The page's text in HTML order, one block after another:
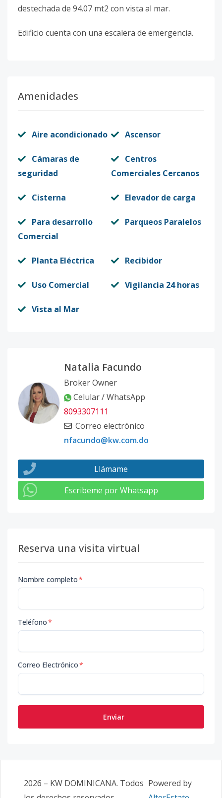
destechada de 94.07 mt2 con vista al mar.
Edificio cuenta con una escalera de emergencia.
Amenidades
Aire acondicionado Ascensor
Cámaras de
seguridad
Centros
Comerciales Cercanos
Cisterna Elevador de carga
Para desarrollo
Comercial
Parqueos Paralelos
Planta Eléctrica Recibidor
Uso Comercial Vigilancia 24 horas
Vista al Mar
Natalia Facundo
Broker Owner
Celular / WhatsApp
8093307111
Correo electrónico
nfacundo@kw.com.do
Llámame
Escribeme por Whatsapp
Reserva una visita virtual
Nombre completo*
Teléfono*
Correo Electrónico*
Enviar
2026 – KW DOMINICANA. Todos Powered by